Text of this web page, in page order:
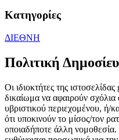
Κατηγορίες
ΔΙΕΘΝΗ
Πολιτική
Οι ιδιοκτήτες της
δικαίωμα να αφαιρούν
υβριστικού περιεχομένου, ή/
ότι υποκινούν το μίσος/τον
οποιαδήποτε άλλη